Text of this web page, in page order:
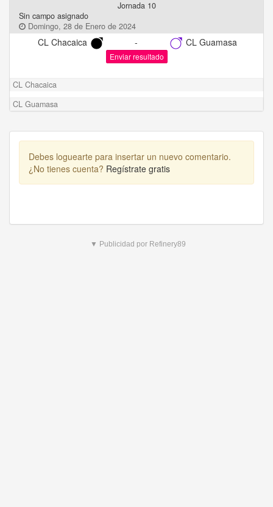
Jornada 10
Sin campo asignado
Domingo, 28 de Enero de 2024
CL Chacaica - CL Guamasa
Enviar resultado
CL Chacaica
CL Guamasa
Debes loguearte para insertar un nuevo comentario.
¿No tienes cuenta? Regístrate gratis
▼ Publicidad por Refinery89